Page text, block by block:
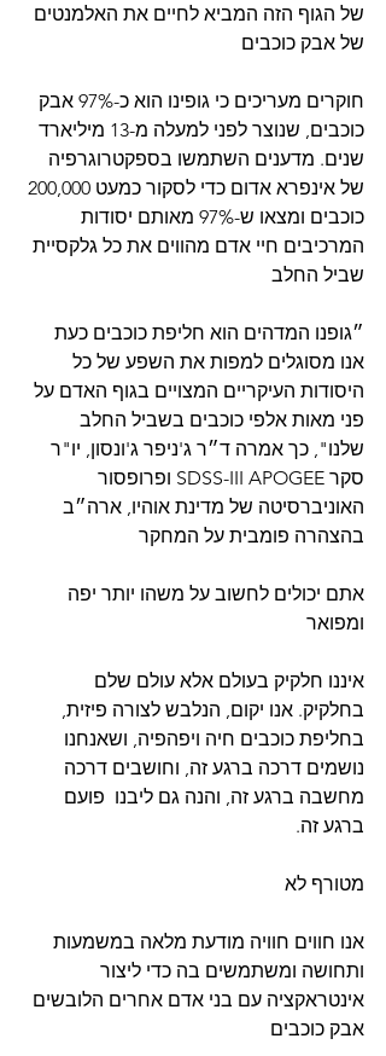
של הגוף הזה המביא לחיים את האלמנטים
של אבק כוכבים
חוקרים מעריכים כי גופינו הוא כ-97% אבק
כוכבים, שנוצר לפני למעלה מ-13 מיליארד
שנים. מדענים השתמשו בספקטרוגרפיה
כוכבים ומצאו ש-97% מאותם יסודות
המרכיבים חיי אדם מהווים את כל גלקסיית
שביל החלב
״גופנו המדהים הוא חליפת כוכבים כעת
אנו מסוגלים למפות את השפע של כל
היסודות העיקריים המצויים בגוף האדם על
פני מאות אלפי כוכבים בשביל החלב
שלנו", כך אמרה ד״ר ג'ניפר ג'ונסון, יו"ר
סקר SDSS-III APOGEE ופרופסור
האוניברסיטה של מדינת אוהיו, ארה״ב
בהצהרה פומבית על המחקר
אתם יכולים לחשוב על משהו יותר יפה
ומפואר
איננו חלקיק בעולם אלא עולם שלם
בחלקיק. אנו יקום, הנלבש לצורה פיזית,
בחליפת כוכבים חיה ויפהפיה, ושאנחנו
נושמים דרכה ברגע זה, וחושבים דרכה
מחשבה ברגע זה, והנה גם ליבנו  פועם
ברגע זה.
מטורף לא
אנו חווים חוויה מודעת מלאה במשמעות
ותחושה ומשתמשים בה כדי ליצור
אינטראקציה עם בני אדם אחרים הלובשים
אבק כוכבים